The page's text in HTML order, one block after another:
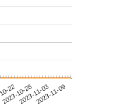
22
2023-10-282023-11-032023-11-09